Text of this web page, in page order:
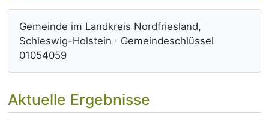
Gemeinde im Landkreis Nordfriesland,
Schleswig-Holstein · Gemeindeschlüssel
01054059
Aktuelle Ergebnisse